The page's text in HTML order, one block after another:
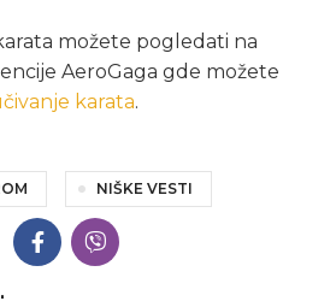
možete pogledati na
AeroGaga gde možete
karata.
NIŠKE VESTI